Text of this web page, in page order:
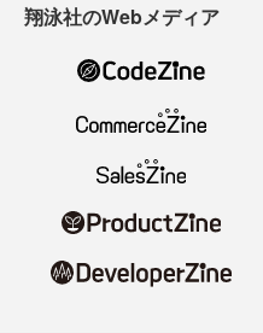
翔泳社のWebメディア